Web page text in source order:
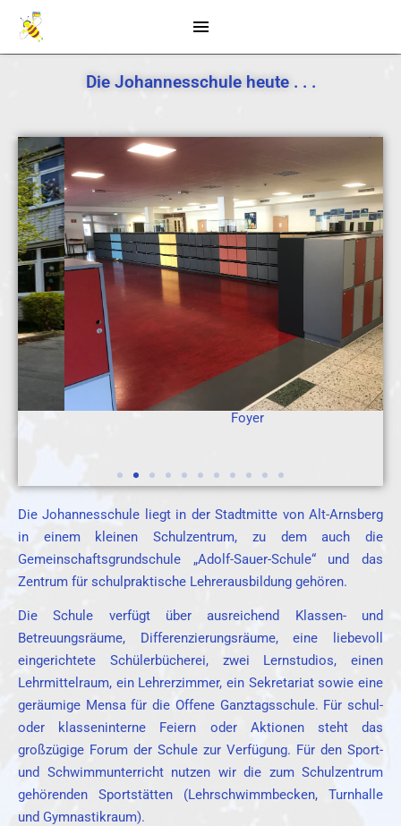
Die Johannesschule heute . . .
Die Johannesschule liegt in der Stadtmitte von Alt-Arnsberg
in einem kleinen Schulzentrum, zu dem auch die
Gemeinschaftsgrundschule „Adolf-Sauer-Schule“ und das
Zentrum für schulpraktische Lehrerausbildung gehören.
Die Schule verfügt über ausreichend Klassen- und
Betreuungsräume, Differenzierungsräume, eine liebevoll
eingerichtete Schülerbücherei, zwei Lernstudios, einen
Lehrmittelraum, ein Lehrerzimmer, ein Sekretariat sowie eine
geräumige Mensa für die Offene Ganztagsschule. Für schul-
oder klasseninterne Feiern oder Aktionen steht das
großzügige Forum der Schule zur Verfügung. Für den Sport-
und Schwimmunterricht nutzen wir die zum Schulzentrum
gehörenden Sportstätten (Lehrschwimmbecken, Turnhalle
und Gymnastikraum).